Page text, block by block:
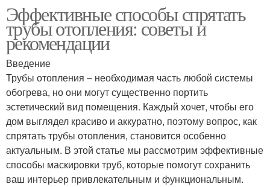
Эффективные способы спрятать
трубы отопления: советы и
рекомендации
Введение
Трубы отопления – необходимая часть любой системы
обогрева, но они могут существенно портить
эстетический вид помещения. Каждый хочет, чтобы его
дом выглядел красиво и аккуратно, поэтому вопрос, как
спрятать трубы отопления, становится особенно
актуальным. В этой статье мы рассмотрим эффективные
способы маскировки труб, которые помогут сохранить
ваш интерьер привлекательным и функциональным.